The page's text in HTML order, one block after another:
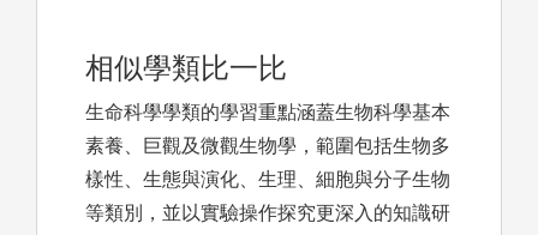
相似學類比一比
生命科學學類的學習重點涵蓋生物科學基本
素養、巨觀及微觀生物學，範圍包括生物多
樣性、生態與演化、生理、細胞與分子生物
等類別，並以實驗操作探究更深入的知識研